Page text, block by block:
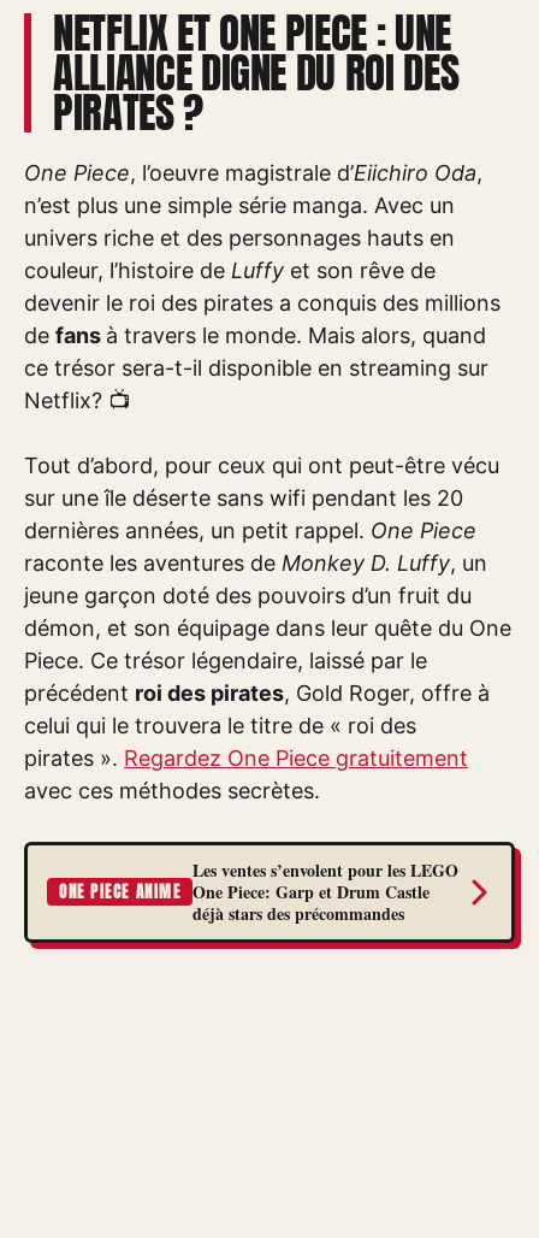
NETFLIX ET ONE PIECE : UNE
ALLIANCE DIGNE DU ROI DES
PIRATES ?
One Piece, l’oeuvre magistrale d’Eiichiro Oda,
n’est plus une simple série manga. Avec un
univers riche et des personnages hauts en
couleur, l’histoire de Luffy et son rêve de
devenir le roi des pirates a conquis des millions
de fans à travers le monde. Mais alors, quand
ce trésor sera-t-il disponible en streaming sur
Netflix? 📺
Tout d’abord, pour ceux qui ont peut-être vécu
sur une île déserte sans wifi pendant les 20
dernières années, un petit rappel. One Piece
raconte les aventures de Monkey D. Luffy, un
jeune garçon doté des pouvoirs d’un fruit du
démon, et son équipage dans leur quête du One
Piece. Ce trésor légendaire, laissé par le
précédent roi des pirates, Gold Roger, offre à
celui qui le trouvera le titre de « roi des
pirates ». Regardez One Piece gratuitement
avec ces méthodes secrètes.
ONE PIECE ANIME
Les ventes s’envolent pour les LEGO
One Piece: Garp et Drum Castle
déjà stars des précommandes